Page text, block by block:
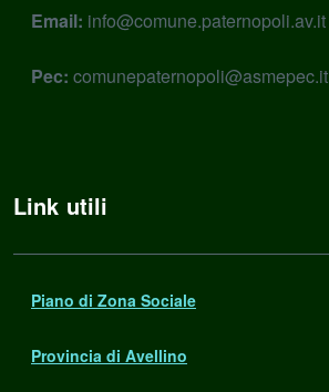
Email: info@comune.paternopoli.av.it
Pec: comunepaternopoli@asmepec.it
Link utili
Piano di Zona Sociale
Provincia di Avellino